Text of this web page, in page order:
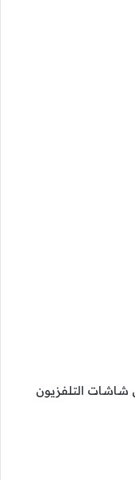
شاشات التلفزيون